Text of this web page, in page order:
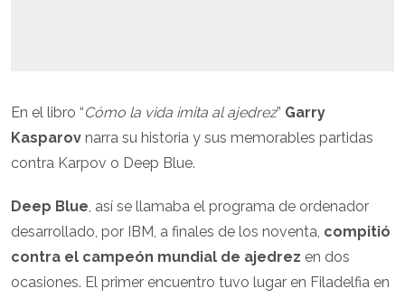
En el libro “Cómo la vida imita al ajedrez” Garry
Kasparov narra su historia y sus memorables partidas
contra Karpov o Deep Blue.
Deep Blue, así se llamaba el programa de ordenador
desarrollado, por IBM, a finales de los noventa, compitió
contra el campeón mundial de ajedrez en dos
ocasiones. El primer encuentro tuvo lugar en Filadelfia en